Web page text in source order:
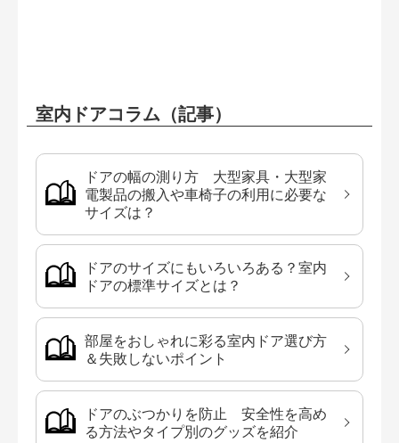
室内ドアコラム（記事）
ドアの幅の測り方 大型家具・大型家
電製品の搬入や車椅子の利用に必要な
サイズは？
ドアのサイズにもいろいろある？室内
ドアの標準サイズとは？
部屋をおしゃれに彩る室内ドア選び方
＆失敗しないポイント
ドアのぶつかりを防止 安全性を高め
る方法やタイプ別のグッズを紹介